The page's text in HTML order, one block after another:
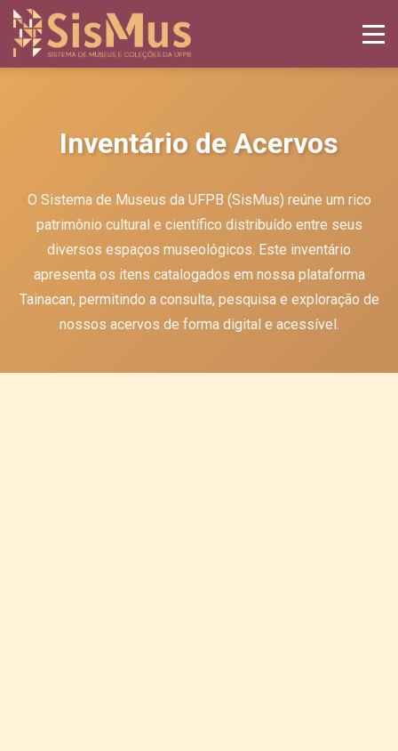
Inventário de Acervos
O Sistema de Museus da UFPB (SisMus) reúne um rico
patrimônio cultural e científico distribuído entre seus
diversos espaços museológicos. Este inventário
apresenta os itens catalogados em nossa plataforma
Tainacan, permitindo a consulta, pesquisa e exploração de
nossos acervos de forma digital e acessível.